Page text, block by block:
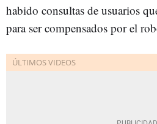
habido consultas de usuarios
para ser compensados por el